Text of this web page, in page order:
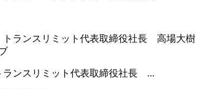
ランスリミット代表取締役社長 ...